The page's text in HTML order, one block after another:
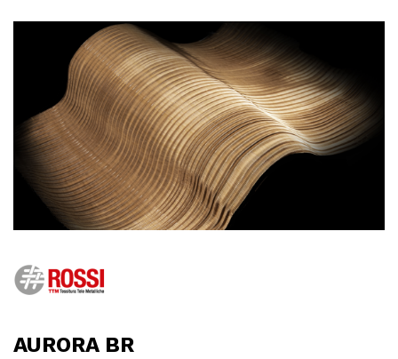
www.maillemetaldesign.fr " width="1140" height="640">
AURORA BR